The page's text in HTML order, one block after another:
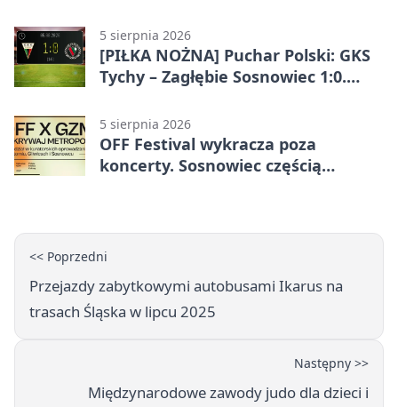
5 sierpnia 2026
[PIŁKA NOŻNA] Puchar Polski: GKS
Tychy – Zagłębie Sosnowiec 1:0.
przed przerwą
5 sierpnia 2026
OFF Festival wykracza poza
koncerty. Sosnowiec częścią
<< Poprzedni
Przejazdy zabytkowymi autobusami Ikarus na
trasach Śląska w lipcu 2025
Następny >>
Międzynarodowe zawody judo dla dzieci i